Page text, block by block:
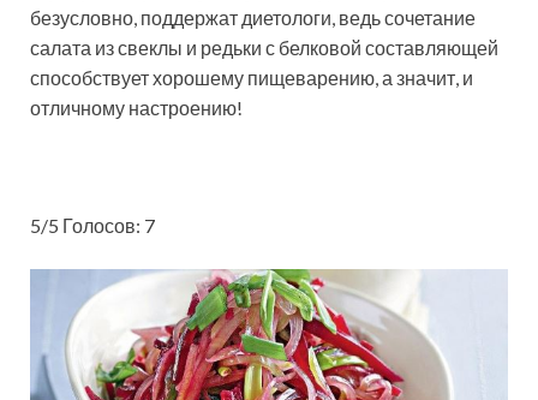
безусловно, поддержат диетологи, ведь сочетание
салата из свеклы и редьки с белковой составляющей
способствует хорошему пищеварению, а значит, и
отличному настроению!
5/5 Голосов: 7